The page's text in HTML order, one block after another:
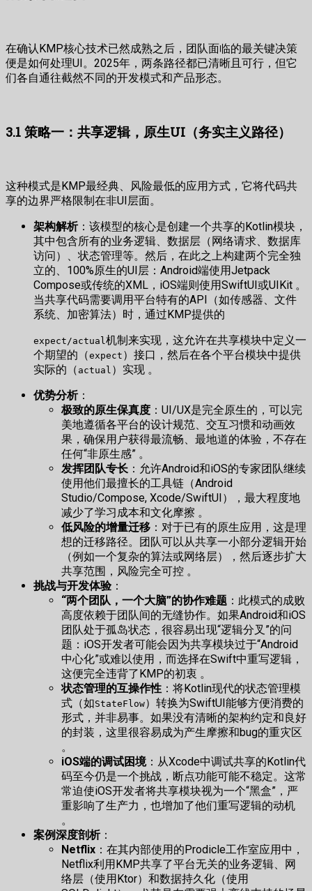
在确认KMP核心技术已然成熟之后，团队面临的最关键决策
便是如何处理UI。2025年，两条路径都已清晰且可行，但它
们各自通往截然不同的开发模式和产品形态。
3.1 策略一：共享逻辑，原生UI（务实主义路径）
这种模式是KMP最经典、风险最低的应用方式，它将代码共
享的边界严格限制在非UI层面。
架构解析：该模型的核心是创建一个共享的Kotlin模块，
其中包含所有的业务逻辑、数据层（网络请求、数据库
访问）、状态管理等。然后，在此之上构建两个完全独
立的、100%原生的UI层：Android端使用Jetpack
Compose或传统的XML，iOS端则使用SwiftUI或UIKit 。
当共享代码需要调用平台特有的API（如传感器、文件
系统、加密算法）时，通过KMP提供的
expect/actual机制来实现，这允许在共享模块中定义一
个期望的（expect ）接口，然后在各个平台模块中提供
实际的（ actual ）实现 。
优势分析：
极致的原生保真度 ：UI/UX是完全原生的，可以完
美地遵循各平台的设计规范、交互习惯和动画效
果，确保用户获得最流畅、最地道的体验，不存在
任何“非原生感” 。
发挥团队专长 ：允许Android和iOS的专家团队继续
使用他们最擅长的工具链（Android
Studio/Compose, Xcode/SwiftUI），最大程度地
减少了学习成本和文化摩擦 。
低风险的增量迁移 ：对于已有的原生应用，这是理
想的迁移路径。团队可以从共享一小部分逻辑开始
（例如一个复杂的算法或网络层），然后逐步扩大
共享范围，风险完全可控 。
挑战与开发体验 ：
“两个团队，一个大脑”的协作难题 ：此模式的成败
高度依赖于团队间的无缝协作。如果Android和iOS
团队处于孤岛状态，很容易出现“逻辑分叉”的问
题：iOS开发者可能会因为共享模块过于“Android
中心化”或难以使用，而选择在Swift中重写逻辑，
这便完全违背了KMP的初衷 。
状态管理的互操作性 ：将Kotlin现代的状态管理模
式（如StateFlow）转换为SwiftUI能够方便消费的
形式，并非易事。如果没有清晰的架构约定和良好
的封装，这里很容易成为产生摩擦和bug的重灾区
。
iOS端的调试困境：从Xcode中调试共享的Kotlin代
码至今仍是一个挑战，断点功能可能不稳定。这常
常迫使iOS开发者将共享模块视为一个“黑盒”，严
重影响了生产力，也增加了他们重写逻辑的动机
。
案例深度剖析：
Netflix ：在其内部使用的Prodicle工作室应用中，
Netflix利用KMP共享了平台无关的业务逻辑、网
络层（使用Ktor）和数据持久化（使用